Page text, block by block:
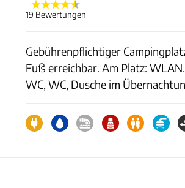
19 Bewertungen
Gebührenpflichtiger
Fuß erreichbar. Am Platz:
WC, WC, Dusche im